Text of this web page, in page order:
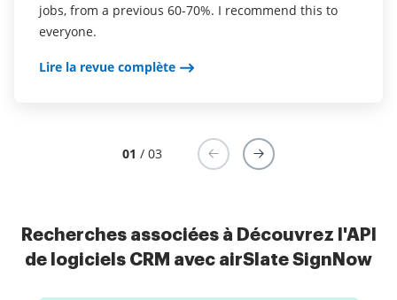
jobs, from a previous 60-70%. I recommend this to
everyone.
Lire la revue complète
now use it in my business for employement and
onboarding docs.
Lire la revue complète
complete the necessary signatures.
01 / 03
Recherches associées à Découvrez l'API
de logiciels CRM avec airSlate SignNow